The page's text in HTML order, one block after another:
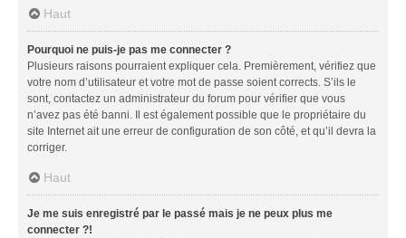
Haut
Pourquoi ne puis-je pas me connecter ?
Plusieurs raisons pourraient expliquer cela. Premièrement, vérifiez que
votre nom d’utilisateur et votre mot de passe soient corrects. S’ils le
sont, contactez un administrateur du forum pour vérifier que vous
n’avez pas été banni. Il est également possible que le propriétaire du
site Internet ait une erreur de configuration de son côté, et qu’il devra la
corriger.
Haut
Je me suis enregistré par le passé mais je ne peux plus me
connecter ?!